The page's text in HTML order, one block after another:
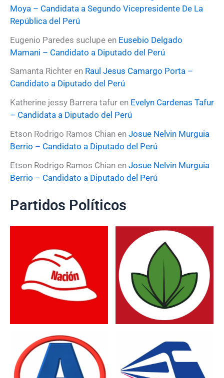
Moya – Candidata a Segundo Vicepresidente De La
República del Perú
Eugenio Paredes suclupe en Eusebio Delgado
Mamani – Candidato a Diputado del Perú
Samanta Richter en Raul Jesus Camargo Porta –
Candidato a Diputado del Perú
Katherine jessy Barrera tafur en Evelyn Cardenas Tafur
– Candidata a Diputado del Perú
Etson Rodrigo Ramos Chian en Josue Nelvin Murguia
Berrio – Candidato a Diputado del Perú
Etson Rodrigo Ramos Chian en Josue Nelvin Murguia
Berrio – Candidato a Diputado del Perú
Partidos Políticos